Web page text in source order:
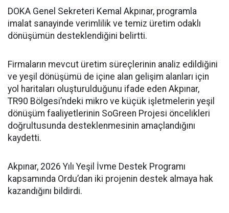
DOKA Genel Sekreteri Kemal Akpınar, programla
imalat sanayinde verimlilik ve temiz üretim odaklı
dönüşümün desteklendiğini belirtti.
Firmaların mevcut üretim süreçlerinin analiz edildiğini
ve yeşil dönüşümü de içine alan gelişim alanları için
yol haritaları oluşturulduğunu ifade eden Akpınar,
TR90 Bölgesi’ndeki mikro ve küçük işletmelerin yeşil
dönüşüm faaliyetlerinin SoGreen Projesi öncelikleri
doğrultusunda desteklenmesinin amaçlandığını
kaydetti.
Akpınar, 2026 Yılı Yeşil İvme Destek Programı
kapsamında Ordu’dan iki projenin destek almaya hak
kazandığını bildirdi.